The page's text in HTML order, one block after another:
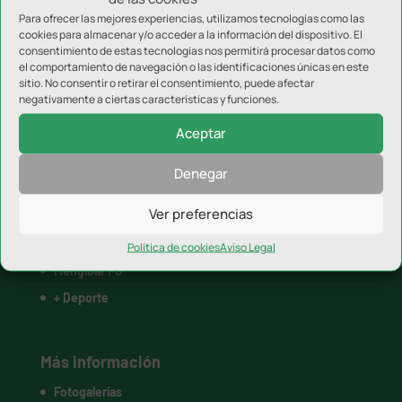
Para ofrecer las mejores experiencias, utilizamos tecnologías como las
cookies para almacenar y/o acceder a la información del dispositivo. El
consentimiento de estas tecnologías nos permitirá procesar datos como
el comportamiento de navegación o las identificaciones únicas en este
sitio. No consentir o retirar el consentimiento, puede afectar
negativamente a ciertas características y funciones.
Aceptar
Denegar
Ver preferencias
Política de cookiesAviso Legal
Categorías destacadas
Real Jaén
Linares Deportivo
UDC Torredonjimeno
CD Torreperogil
Mengíbar FS
+ Deporte
Más información
Fotogalerías